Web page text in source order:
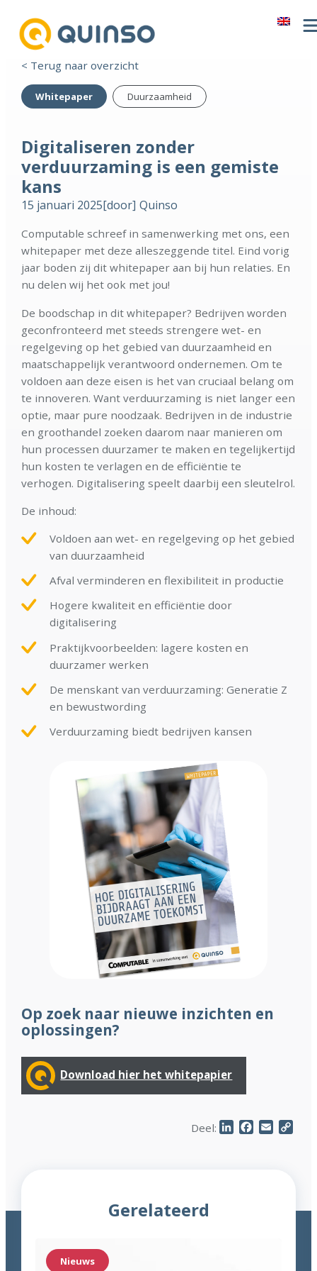
< Terug naar overzicht
Whitepaper Duurzaamheid
Digitaliseren zonder
verduurzaming is een gemiste
kans
15 januari 2025[door] Quinso
Computable schreef in samenwerking met ons, een
whitepaper met deze alleszeggende titel. Eind vorig
jaar boden zij dit whitepaper aan bij hun relaties. En
nu delen wij het ook met jou!
De boodschap in dit whitepaper? Bedrijven worden
geconfronteerd met steeds strengere wet- en
regelgeving op het gebied van duurzaamheid en
maatschappelijk verantwoord ondernemen. Om te
voldoen aan deze eisen is het van cruciaal belang om
te innoveren. Want verduurzaming is niet langer een
optie, maar pure noodzaak. Bedrijven in de industrie
en groothandel zoeken daarom naar manieren om
hun processen duurzamer te maken en tegelijkertijd
hun kosten te verlagen en de efficiëntie te
verhogen. Digitalisering speelt daarbij een sleutelrol.
De inhoud:
Voldoen aan wet- en regelgeving op het gebied
van duurzaamheid
Afval verminderen en flexibiliteit in productie
Hogere kwaliteit en efficiëntie door
digitalisering
Praktijkvoorbeelden: lagere kosten en
duurzamer werken
De menskant van verduurzaming: Generatie Z
en bewustwording
Verduurzaming biedt bedrijven kansen
Op zoek naar nieuwe inzichten en
oplossingen?
Download hier het whitepapier
Deel: LinkedInFacebook
Email
Gerelateerd
Nieuws